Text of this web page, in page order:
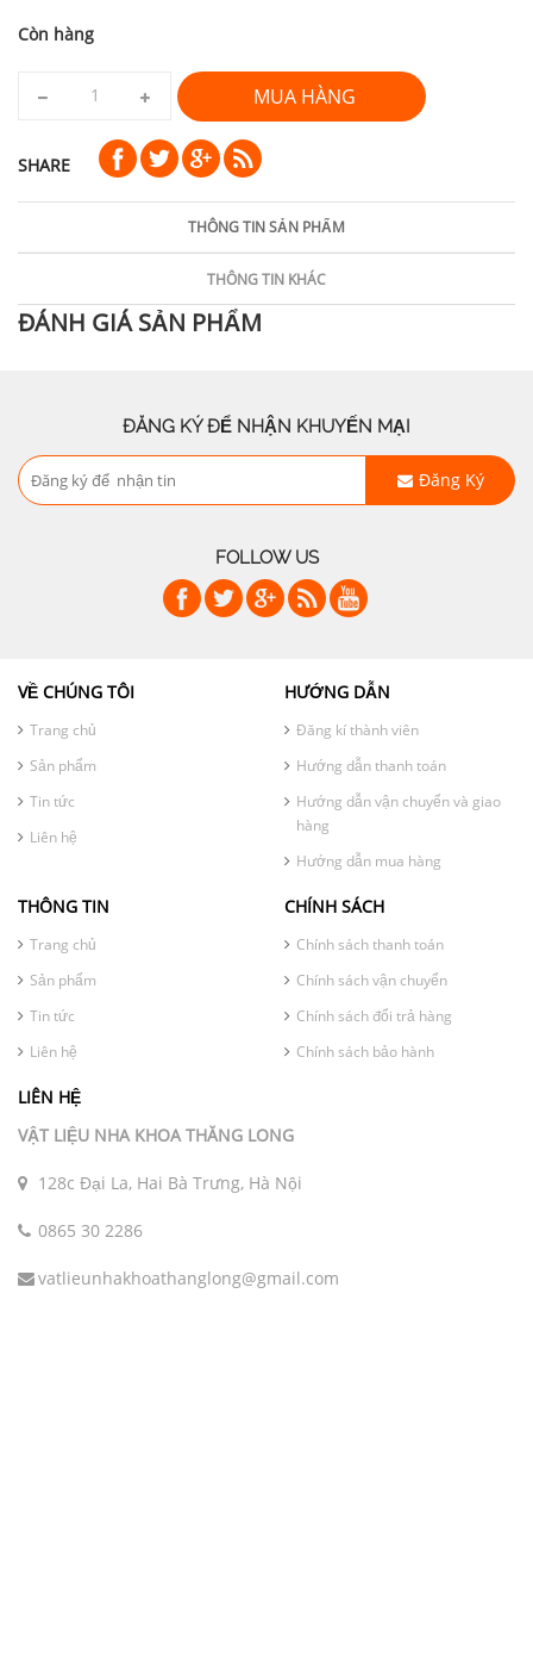
Còn hàng
MUA HÀNG
SHARE
THÔNG TIN SẢN PHẨM
THÔNG TIN KHÁC
ĐÁNH GIÁ SẢN PHẨM
ĐĂNG KÝ ĐỂ NHẬN KHUYẾN MẠI
Đăng Ký
FOLLOW US
VỀ CHÚNG TÔI
Trang chủ
Sản phẩm
Tin tức
Liên hệ
HƯỚNG DẪN
Đăng kí thành viên
Hướng dẫn thanh toán
Hướng dẫn vận chuyển và giao
hàng
Hướng dẫn mua hàng
THÔNG TIN
Trang chủ
Sản phẩm
Tin tức
Liên hệ
CHÍNH SÁCH
Chính sách thanh toán
Chính sách vận chuyển
Chính sách đổi trả hàng
Chính sách bảo hành
LIÊN HỆ
VẬT LIỆU NHA KHOA THĂNG LONG
128c Đại La, Hai Bà Trưng, Hà Nội
0865 30 2286
vatlieunhakhoathanglong@gmail.com